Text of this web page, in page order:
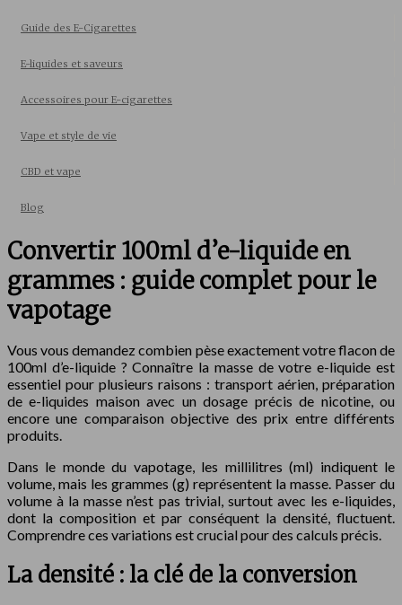
Guide des E-Cigarettes
E-liquides et saveurs
Accessoires pour E-cigarettes
Vape et style de vie
CBD et vape
Blog
Convertir 100ml d’e-liquide en
grammes : guide complet pour le
vapotage
Vous vous demandez combien pèse exactement votre flacon de
100ml d’e-liquide ? Connaître la masse de votre e-liquide est
essentiel pour plusieurs raisons : transport aérien, préparation
de e-liquides maison avec un dosage précis de nicotine, ou
encore une comparaison objective des prix entre différents
produits.
Dans le monde du vapotage, les millilitres (ml) indiquent le
volume, mais les grammes (g) représentent la masse. Passer du
volume à la masse n’est pas trivial, surtout avec les e-liquides,
dont la composition et par conséquent la densité, fluctuent.
Comprendre ces variations est crucial pour des calculs précis.
La densité : la clé de la conversion